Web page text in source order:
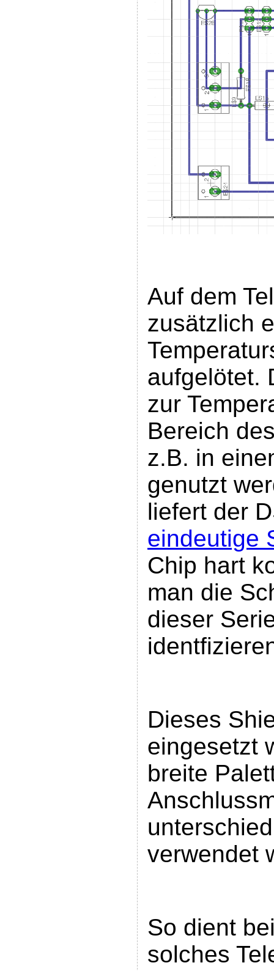
Auf dem
zusätzlich
aufgelötet.
zur
Bereich
z.B. in
genutzt
liefert der
eindeutige
Chip hart
man die
dieser
Dieses
eingesetzt
breite
verwendet
So dient
solches